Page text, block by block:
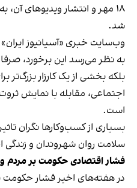
۱۸ مهر و انتشار ویدیوهای
شد.
وب‌سایت خبری «آسیانیوز
به نظر می‌رسد این برخورد،
بلکه بخشی از یک کارزار بزرگ‌تر
اجتماعی، مقابله با نمایش
است.
بسیاری از کسب‌وکارها نگران
سلامت روان شهروندان و زندگی
فشار اقتصادی حکومت بر مردم و
در هفته‌های اخیر فشار حکومت